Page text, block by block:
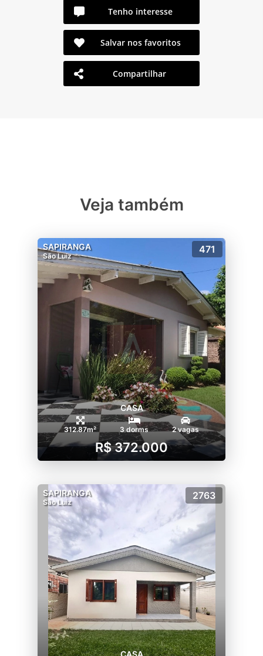
Tenho interesse
Salvar nos favoritos
Compartilhar
Veja também
SAPIRANGA
São Luiz
471
CASA
312.87m² 3 dorms 2 vagas
R$ 372.000
SAPIRANGA
São Luiz
2763